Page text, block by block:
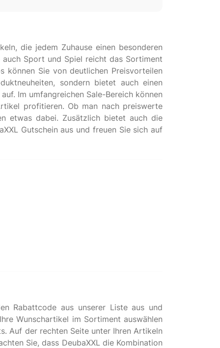
die jedem Zuhause einen besonderen
Sport und Spiel reicht das Sortiment
können Sie von deutlichen Preisvorteilen
sondern bietet auch einen
Im umfangreichen Sale-Bereich können
profitieren. Ob man nach preiswerte
etwas dabei. Zusätzlich bietet auch die
Gutschein aus und freuen Sie sich auf
Rabattcode aus unserer Liste aus und
Wunschartikel im Sortiment auswählen
Auf der rechten Seite unter Ihren Artikeln
Sie, dass DeubaXXL die Kombination